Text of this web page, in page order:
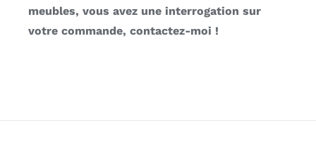
meubles, vous avez une interrogation sur
votre commande, contactez-moi !